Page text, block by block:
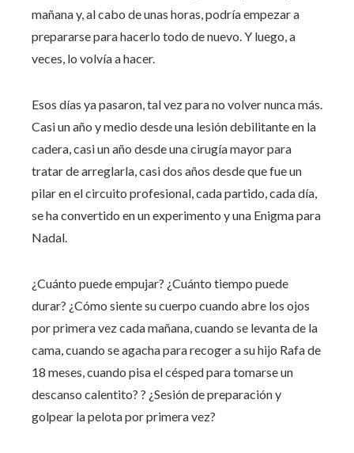
mañana y, al cabo de unas horas, podría empezar a
prepararse para hacerlo todo de nuevo. Y luego, a
veces, lo volvía a hacer.
Esos días ya pasaron, tal vez para no volver nunca más.
Casi un año y medio desde una lesión debilitante en la
cadera, casi un año desde una cirugía mayor para
tratar de arreglarla, casi dos años desde que fue un
pilar en el circuito profesional, cada partido, cada día,
se ha convertido en un experimento y una Enigma para
Nadal.
¿Cuánto puede empujar? ¿Cuánto tiempo puede
durar? ¿Cómo siente su cuerpo cuando abre los ojos
por primera vez cada mañana, cuando se levanta de la
cama, cuando se agacha para recoger a su hijo Rafa de
18 meses, cuando pisa el césped para tomarse un
descanso calentito? ? ¿Sesión de preparación y
golpear la pelota por primera vez?